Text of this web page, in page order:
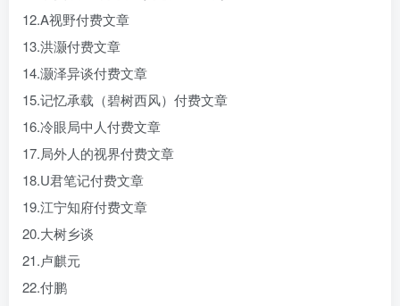
12.A视野付费文章
13.洪灏付费文章
14.灏泽异谈付费文章
15.记忆承载（碧树西风）付费文章
16.冷眼局中人付费文章
17.局外人的视界付费文章
18.U君笔记付费文章
19.江宁知府付费文章
20.大树乡谈
21.卢麒元
22.付鹏